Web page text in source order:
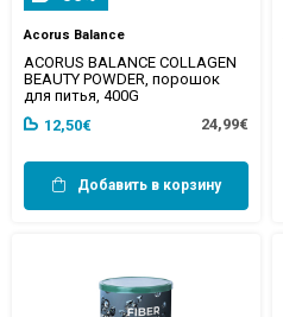
Acorus Balance
ACORUS BALANCE COLLAGEN
BEAUTY POWDER, порошок
для питья, 400G
12,50€
24,99€
Добавить в корзину